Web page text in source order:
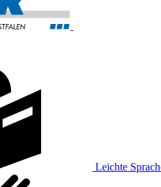
Leichte